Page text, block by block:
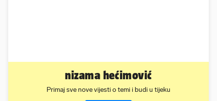
nizama hećimović
Primaj sve nove vijesti o temi i budi u tijeku